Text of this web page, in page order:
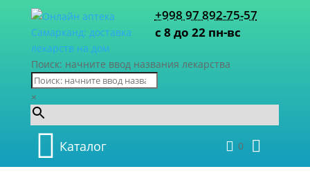
+998 97 892-75-57
с 8 до 22 пн-вс
Поиск: начните ввод названия лекарства
×
Каталог 0